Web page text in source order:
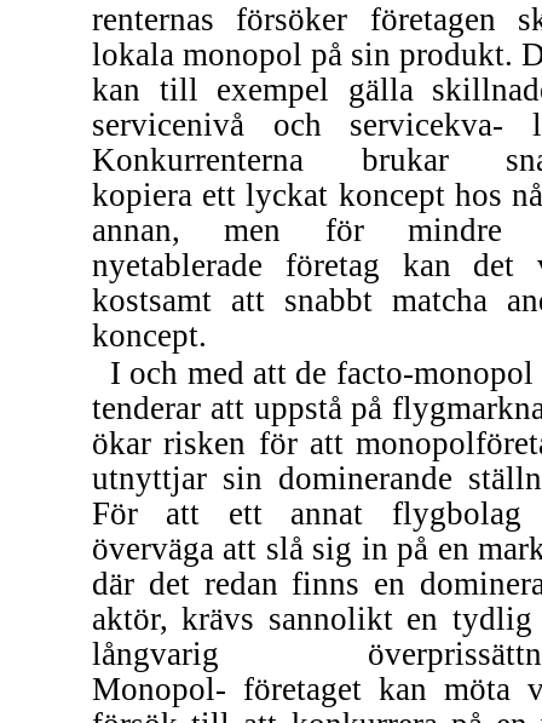
renternas försöker företagen
lokala monopol på sin produkt.
kan till exempel gälla
servicenivå och servicekva-
Konkurrenterna brukar
kopiera ett lyckat koncept hos
annan, men för mindre
nyetablerade företag kan det
kostsamt att snabbt matcha
koncept.
I och med att de facto-monopol
tenderar att uppstå på
ökar risken för att
utnyttjar sin dominerande
För att ett annat flygbolag
överväga att slå sig in på en
där det redan finns en
aktör, krävs sannolikt en tydlig
långvarig
Monopol- företaget kan möta